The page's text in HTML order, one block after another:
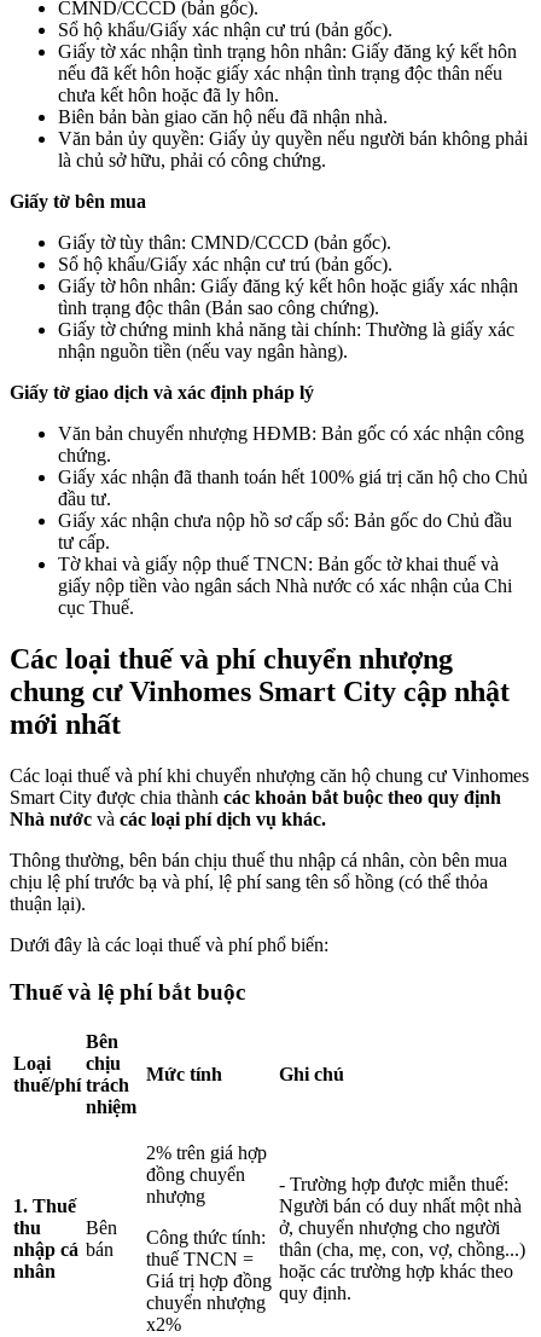
CMND/CCCD (bản gốc).
Sổ hộ khẩu/Giấy xác nhận cư trú (bản gốc).
Giấy tờ xác nhận tình trạng hôn nhân: Giấy đăng ký kết hôn
nếu đã kết hôn hoặc giấy xác nhận tình trạng độc thân nếu
chưa kết hôn hoặc đã ly hôn.
Biên bản bàn giao căn hộ nếu đã nhận nhà.
Văn bản ủy quyền: Giấy ủy quyền nếu người bán không phải
là chủ sở hữu, phải có công chứng.
Giấy tờ bên mua
Giấy tờ tùy thân: CMND/CCCD (bản gốc).
Sổ hộ khẩu/Giấy xác nhận cư trú (bản gốc).
Giấy tờ hôn nhân: Giấy đăng ký kết hôn hoặc giấy xác nhận
tình trạng độc thân (Bản sao công chứng).
Giấy tờ chứng minh khả năng tài chính: Thường là giấy xác
nhận nguồn tiền (nếu vay ngân hàng).
Giấy tờ giao dịch và xác định pháp lý
Văn bản chuyển nhượng HĐMB: Bản gốc có xác nhận công
chứng.
Giấy xác nhận đã thanh toán hết 100% giá trị căn hộ cho Chủ
đầu tư.
Giấy xác nhận chưa nộp hồ sơ cấp sổ: Bản gốc do Chủ đầu
tư cấp.
Tờ khai và giấy nộp thuế TNCN: Bản gốc tờ khai thuế và
giấy nộp tiền vào ngân sách Nhà nước có xác nhận của Chi
cục Thuế.
Các loại thuế và phí chuyển nhượng
chung cư Vinhomes Smart City cập nhật
mới nhất
Các loại thuế và phí khi chuyển nhượng căn hộ chung cư Vinhomes
Smart City được chia thành các khoản bắt buộc theo quy định
Nhà nước và các loại phí dịch vụ khác.
Thông thường, bên bán chịu thuế thu nhập cá nhân, còn bên mua
chịu lệ phí trước bạ và phí, lệ phí sang tên sổ hồng (có thể thỏa
thuận lại).
Dưới đây là các loại thuế và phí phổ biến:
Thuế và lệ phí bắt buộc
Loại
thuế/phí
Bên
chịu
trách
nhiệm
Mức tính Ghi chú
1. Thuế
thu
nhập cá
nhân
Bên
bán
2% trên giá hợp
đồng chuyển
nhượng
Công thức tính:
thuế TNCN =
Giá trị hợp đồng
chuyển nhượng
x2%
- Trường hợp được miễn thuế:
Người bán có duy nhất một nhà
ở, chuyển nhượng cho người
thân (cha, mẹ, con, vợ, chồng...)
hoặc các trường hợp khác theo
quy định.